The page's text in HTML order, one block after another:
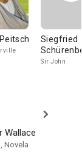
Siegfried
Sir John
Wallace
Novela